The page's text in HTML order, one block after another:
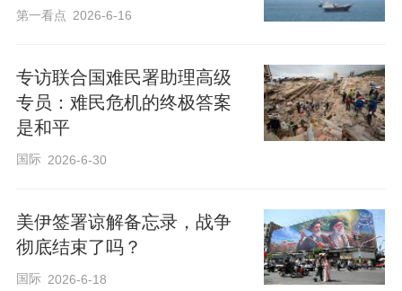
第一看点 2026-6-16
专访联合国难民署助理高级
专员：难民危机的终极答案
是和平
国际 2026-6-30
美伊签署谅解备忘录，战争
彻底结束了吗？
国际 2026-6-18